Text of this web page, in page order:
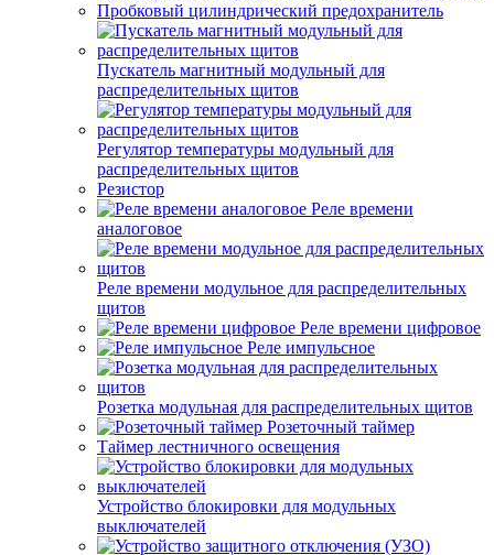
Пробковый цилиндрический предохранитель
Пускатель магнитный модульный для
распределительных щитов
Регулятор температуры модульный для
распределительных щитов
Резистор
Реле времени
аналоговое
Реле времени модульное для распределительных
щитов
Реле времени цифровое
Реле импульсное
Розетка модульная для распределительных щитов
Розеточный таймер
Таймер лестничного освещения
Устройство блокировки для модульных
выключателей